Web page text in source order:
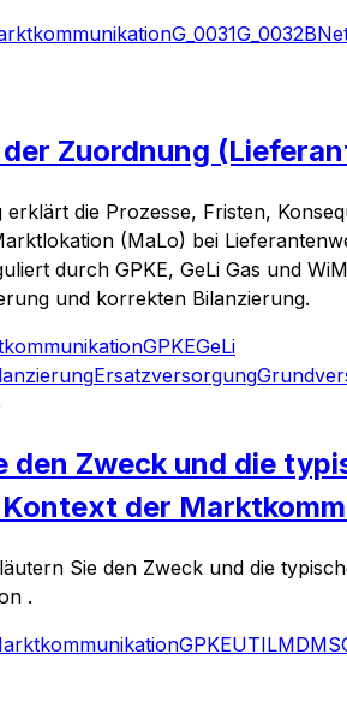
G_0031G_0032
Zuordnung
erklärt die Prozesse, Fristen,
(MaLo) bei
durch GPKE, GeLi Gas und
und korrekten Bilanzierung.
GPKEGeLi
Ersatzversorgung
den Zweck und die
Kontext der
Sie den Zweck und die
.
GPKEUTILMD